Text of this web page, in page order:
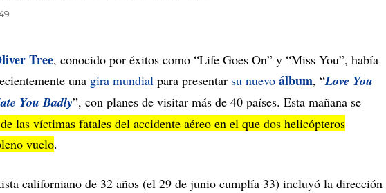
Tree, conocido por éxitos como “Life Goes On” y “Miss You”, había
una gira mundial para presentar su nuevo álbum, “Love You
You Badly”, con planes de visitar más de 40 países. Esta mañana se
las víctimas fatales del accidente aéreo en el que dos helicópteros
vuelo.
californiano de 32 años (el 29 de junio cumplía 33) incluyó la dirección